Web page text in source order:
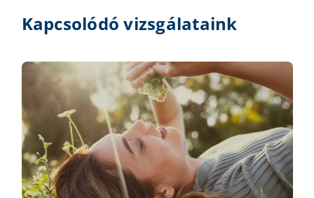
Kapcsolódó vizsgálataink